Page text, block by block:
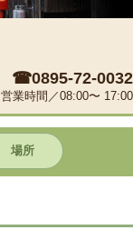
☎0895-72-0032
営業時間／08:00〜 17:00
場所